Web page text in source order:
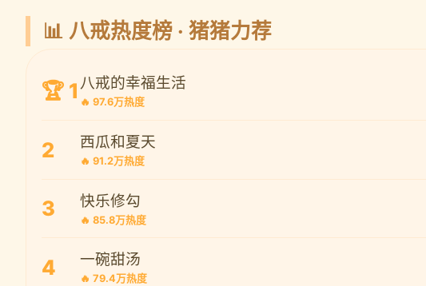
📊 八戒热度榜 · 猪猪力荐
🏆 1 八戒的幸福生活
🔥 97.6万热度
2 西瓜和夏天
🔥 91.2万热度
3 快乐修勾
🔥 85.8万热度
4 一碗甜汤
🔥 79.4万热度